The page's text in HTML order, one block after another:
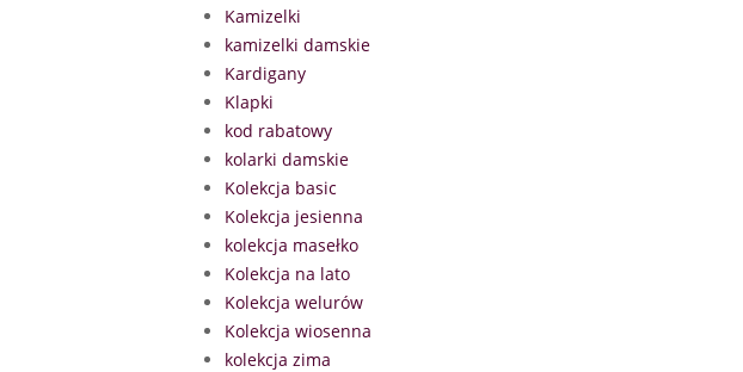
Kamizelki
kamizelki damskie
Kardigany
Klapki
kod rabatowy
kolarki damskie
Kolekcja basic
Kolekcja jesienna
kolekcja masełko
Kolekcja na lato
Kolekcja welurów
Kolekcja wiosenna
kolekcja zima